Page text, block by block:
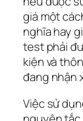
giá một
nghĩa hay
test phải
kiện và
đang nhận
Việc sử